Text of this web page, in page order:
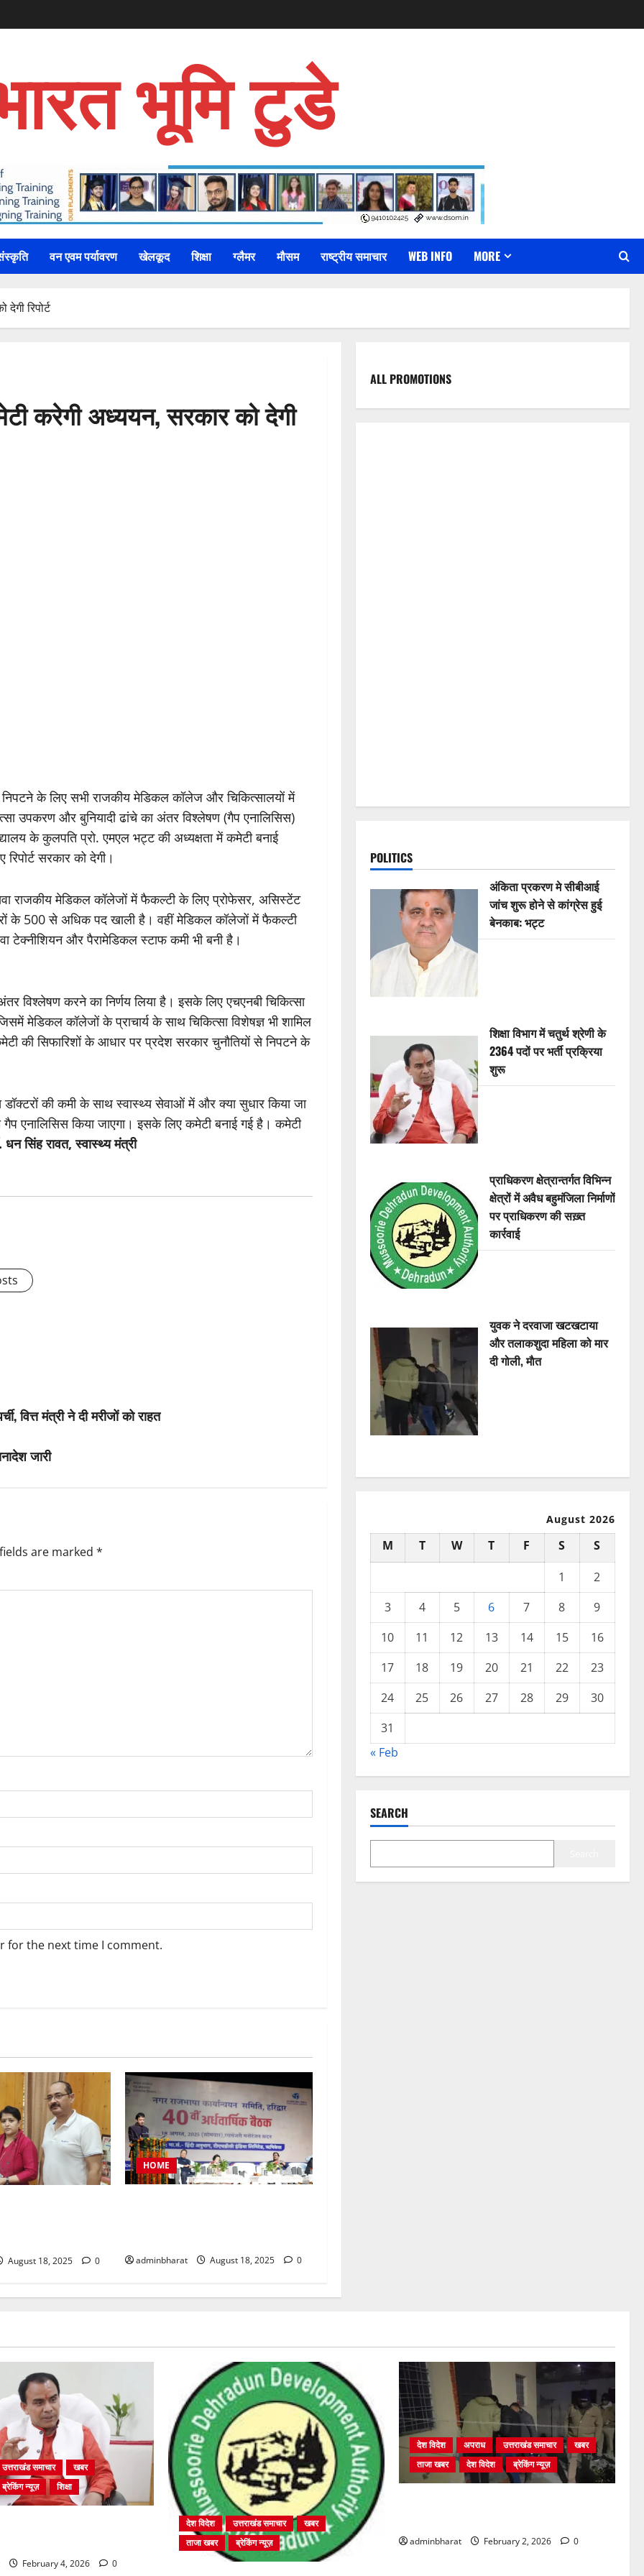
भूमि टुडे
वन एवम पर्यावरण खेलकूद शिक्षा ग्लैमर मौसम राष्ट्रीय समाचार WEB INFO MORE
रिपोर्ट
करेगी अध्ययन, सरकार को देगी
निपटने के लिए सभी राजकीय मेडिकल कॉलेज और चिकित्सालयों में
उपकरण और बुनियादी ढांचे का अंतर विश्लेषण (गैप एनालिसिस)
के कुलपति प्रो. एमएल भट्ट की अध्यक्षता में कमेटी बनाई
सरकार को देगी।
राजकीय मेडिकल कॉलेजों में फैकल्टी के लिए प्रोफेसर, असिस्टेंट
के 500 से अधिक पद खाली है। वहीं मेडिकल कॉलेजों में फैकल्टी
और पैरामेडिकल स्टाफ कमी भी बनी है।
विश्लेषण करने का निर्णय लिया है। इसके लिए एचएनबी चिकित्सा
मेडिकल कॉलेजों के प्राचार्य के साथ चिकित्सा विशेषज्ञ भी शामिल
की सिफारिशों के आधार पर प्रदेश सरकार चुनौतियों से निपटने के
डॉक्टरों की कमी के साथ स्वास्थ्य सेवाओं में और क्या सुधार किया जा
एनालिसिस किया जाएगा। इसके लिए कमेटी बनाई गई है। कमेटी
धन सिंह रावत, स्वास्थ्य मंत्री
मंत्री ने दी मरीजों को राहत
जारी
are marked *
for the next time I comment.
August 18, 2025 0
HOME
adminbharat August 18, 2025 0
ALL PROMOTIONS
POLITICS
अंकिता प्रकरण मे सीबीआई
जांच शुरू होने से कांग्रेस हुई
बेनकाब: भट्ट
शिक्षा विभाग में चतुर्थ श्रेणी के
2364 पदों पर भर्ती प्रक्रिया
शुरू
प्राधिकरण क्षेत्रान्तर्गत विभिन्न
क्षेत्रों में अवैध बहुमंजिला निर्माणों
पर प्राधिकरण की सख़्त
कार्रवाई
युवक ने दरवाजा खटखटाया
और तलाकशुदा महिला को मार
दी गोली, माैत
August 2026
M T W T F S
S
1
2
3
4 5 6 7 8
9
10
11 12 13 14 15
16
17
18 19 20 21 22
23
24
25 26 27 28 29
30
31
« Feb
SEARCH
उत्तराखंड समाचार
खबर
ब्रेकिंग न्यूज़ शिक्षा
February 4, 2026 0
देश विदेश उत्तराखंड समाचार
खबर
ताजा खबर
ब्रेकिंग न्यूज़
देश विदेश अपराध उत्तराखंड समाचार
खबर
ताजा खबर
देश विदेश ब्रेकिंग न्यूज़
adminbharat February 2, 2026 0